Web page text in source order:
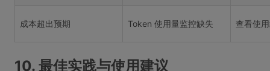
成本超出预期 Token 使用量监控缺失 查看使
10. 最佳实践与使用建议